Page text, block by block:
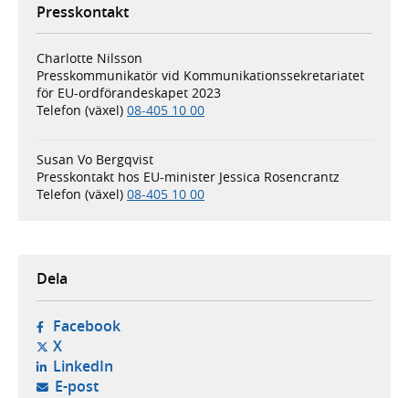
Presskontakt
Charlotte Nilsson
Presskommunikatör vid Kommunikationssekretariatet
för EU-ordförandeskapet 2023
Telefon (växel) 08-405 10 00
Susan Vo Bergqvist
Presskontakt hos EU-minister Jessica Rosencrantz
Telefon (växel) 08-405 10 00
Dela
Facebook- öppnas i ny flik, extern webbplats,
X- öppnas i ny flik, extern webbplats,
LinkedIn- öppnas i ny flik, extern webbplats,
E-post- öppnar din e-postklient,